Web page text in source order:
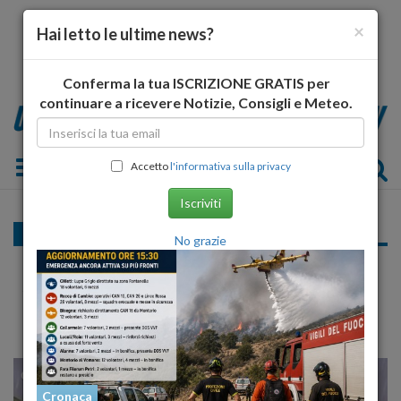
Toggle navigation
Nominata commissione regionale per
selezione direttori Asl
MILANO 26 35
×
Hai letto le ultime news?
Conferma la tua ISCRIZIONE GRATIS per
continuare a ricevere Notizie, Consigli e Meteo.
Accettol'informativa sulla privacy
Iscriviti
No grazie
Cronaca